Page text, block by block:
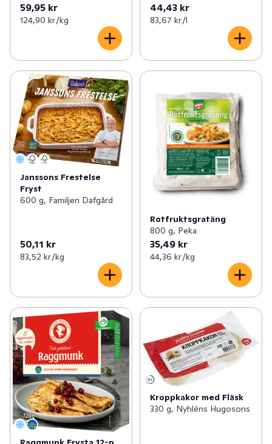
59,95 kr
124,90 kr /kg
44,43 kr
83,67 kr /l
Janssons Frestelse
Fryst
600 g, Familjen Dafgård
50,11 kr
83,52 kr /kg
Rotfruktsgratäng
800 g, Peka
35,49 kr
44,36 kr /kg
Kroppkakor med Fläsk
330 g, Nyhléns Hugosons